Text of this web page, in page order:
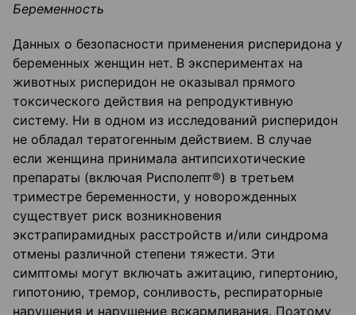
Беременность
Данных о безопасности применения рисперидона у
беременных женщин нет. В экспериментах на
животных рисперидон не оказывал прямого
токсического действия на репродуктивную
систему. Ни в одном из исследований рисперидон
не обладал тератогенным действием. В случае
если женщина принимала антипсихотические
препараты (включая Рисполепт®) в третьем
триместре беременности, у новорожденных
существует риск возникновения
экстрапирамидных расстройств и/или синдрома
отмены различной степени тяжести. Эти
симптомы могут включать ажитацию, гипертонию,
гипотонию, тремор, сонливость, респираторные
нарушения и нарушение вскармливания. Поэтому